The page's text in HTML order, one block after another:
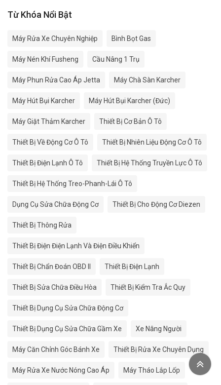
Từ Khóa Nổi Bật
Máy Rửa Xe Chuyên Nghiệp Bình Bọt Gas
Máy Nén Khí Fusheng Cầu Nâng 1 Trụ
Máy Phun Rửa Cao Áp Jetta Máy Chà Sàn Karcher
Máy Hút Bụi Karcher Máy Hút Bụi Karcher (Đức)
Máy Giặt Thảm Karcher Thiết Bị Cơ Bản Ô Tô
Thiết Bị Về Động Cơ Ô Tô Thiết Bị Nhiên Liệu Động Cơ Ô Tô
Thiết Bị Điện Lạnh Ô Tô Thiết Bị Hệ Thống Truyền Lực Ô Tô
Thiết Bị Hệ Thống Treo-Phanh-Lái Ô Tô
Dụng Cụ Sửa Chữa Động Cơ Thiết Bị Cho Động Cơ Diezen
Thiết Bị Thông Rửa
Thiết Bị Điện Điện Lạnh Và Điện Điều Khiển
Thiết Bị Chẩn Đoán OBD II Thiết Bị Điện Lạnh
Thiết Bị Sửa Chữa Điều Hòa Thiết Bị Kiểm Tra Ắc Quy
Thiết Bị Dụng Cụ Sửa Chữa Động Cơ
Thiết Bị Dụng Cụ Sửa Chữa Gầm Xe Xe Nâng Người
Máy Căn Chỉnh Góc Bánh Xe Thiết Bị Rửa Xe Chuyên Dụng
Máy Rửa Xe Nước Nóng Cao Áp Máy Tháo Lắp Lốp